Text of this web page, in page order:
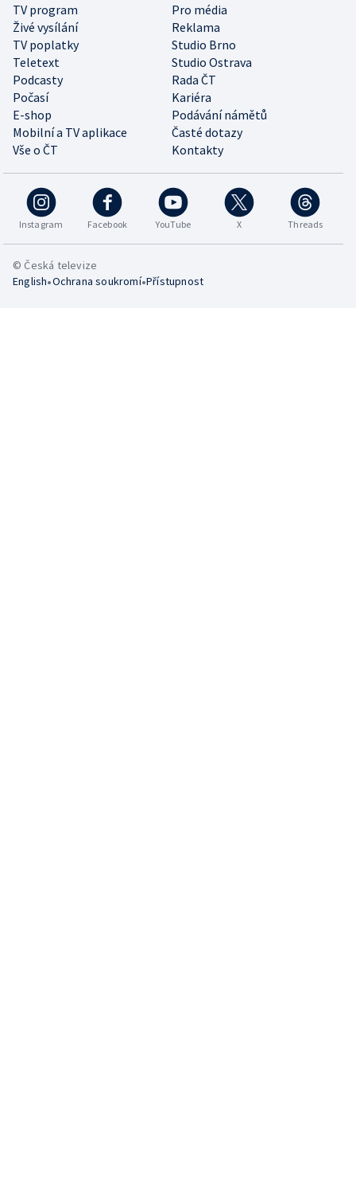
TV program
Pro média
Živé vysílání
Reklama
TV poplatky
Studio Brno
Teletext
Studio Ostrava
Podcasty
Rada ČT
Počasí
Kariéra
E-shop
Podávání námětů
Mobilní a TV aplikace
Časté dotazy
Vše o ČT
Kontakty
Instagram Facebook YouTube X Threads
© Česká televize
English•Ochrana soukromí•Přístupnost